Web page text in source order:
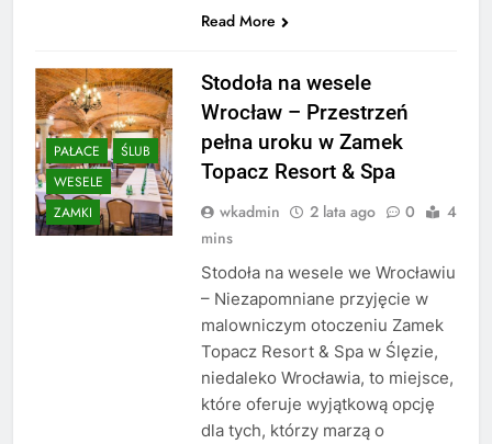
Read More
PAŁACE
ŚLUB
WESELE
ZAMKI
Stodoła na wesele
Wrocław – Przestrzeń
pełna uroku w Zamek
Topacz Resort & Spa
wkadmin 2 lata ago 0
4
mins
Stodoła na wesele we Wrocławiu
– Niezapomniane przyjęcie w
malowniczym otoczeniu Zamek
Topacz Resort & Spa w Ślęzie,
niedaleko Wrocławia, to miejsce,
które oferuje wyjątkową opcję
dla tych, którzy marzą o